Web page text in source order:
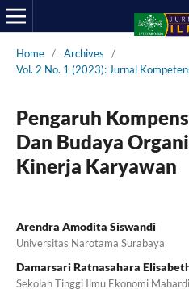
Home / Archives
/
Vol. 2 No. 1 (2023): Jurnal
Pengaruh
Dan Budaya
Kinerja Karyawan
Arendra Amodita Siswandi
Universitas Narotama Surabaya
Damarsari Ratnasahara
Sekolah Tinggi Ilmu Ekonomi